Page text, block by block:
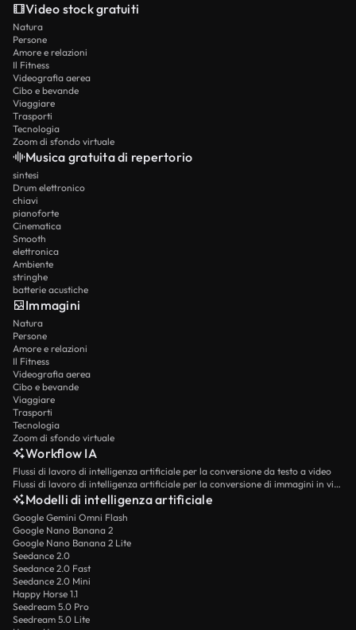
Video stock gratuiti
Natura
Persone
Amore e relazioni
Il Fitness
Videografia aerea
Cibo e bevande
Viaggiare
Trasporti
Tecnologia
Zoom di sfondo virtuale
Musica gratuita di repertorio
sintesi
Drum elettronico
chiavi
pianoforte
Cinematica
Smooth
elettronica
Ambiente
stringhe
batterie acustiche
Immagini
Natura
Persone
Amore e relazioni
Il Fitness
Videografia aerea
Cibo e bevande
Viaggiare
Trasporti
Tecnologia
Zoom di sfondo virtuale
Workflow IA
Flussi di lavoro di intelligenza artificiale per la conversione da testo a video
Flussi di lavoro di intelligenza artificiale per la conversione di immagini in video
Modelli di intelligenza artificiale
Google Gemini Omni Flash
Google Nano Banana 2
Google Nano Banana 2 Lite
Seedance 2.0
Seedance 2.0 Fast
Seedance 2.0 Mini
Happy Horse 1.1
Seedream 5.0 Pro
Seedream 5.0 Lite